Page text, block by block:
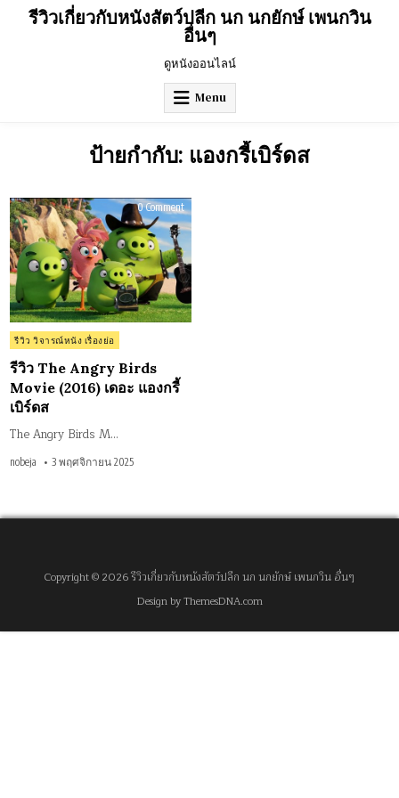
รีวิวเกี่ยวกับหนังสัตว์ปลีก นก นกยักษ์ เพนกวิน
อื่นๆ
ดูหนังออนไลน์
Menu
ป้ายกำกับ: แองกรี้เบิร์ดส
0 Commenton
รีวิว
The
Birds
Movie
(2016)
เดอะ
แอ
งก
รี้
เบิร์ดส
Posted
in
รีวิว วิจารณ์หนัง เรื่องย่อ
รีวิว The Angry Birds
Movie (2016) เดอะ แองกรี้
เบิร์ดส
The Angry Birds M…
nobeja 3 พฤศจิกายน 2025
Copyright © 2026 รีวิวเกี่ยวกับหนังสัตว์ปลีก นก นกยักษ์ เพนกวิน อื่นๆ
Design by ThemesDNA.com